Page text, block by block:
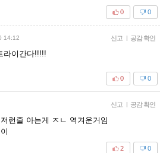
0
0
14:12 신고 | 공감 확인
라이간다!!!!!
0
0
신고 | 공감 확인
런줄 아는게 ㅈㄴ 역겨운거임
0
2